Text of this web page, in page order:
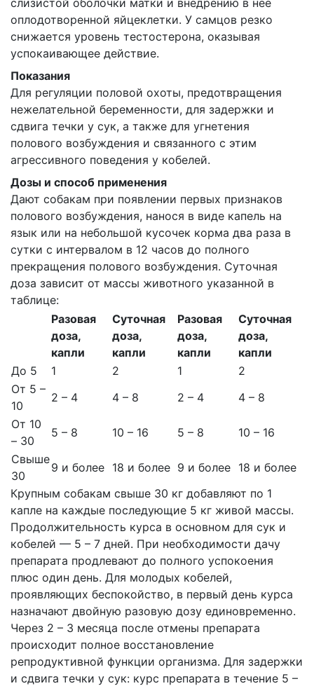
слизистой оболочки матки и внедрению в нее
оплодотворенной яйцеклетки. У самцов резко
снижается уровень тестостерона, оказывая
успокаивающее действие.
Показания
Для регуляции половой охоты, предотвращения
нежелательной беременности, для задержки и
сдвига течки у сук, а также для угнетения
полового возбуждения и связанного с этим
агрессивного поведения у кобелей.
Дозы и способ применения
Дают собакам при появлении первых признаков
полового возбуждения, нанося в виде капель на
язык или на небольшой кусочек корма два раза в
сутки с интервалом в 12 часов до полного
прекращения полового возбуждения. Суточная
доза зависит от массы животного указанной в
таблице:
Разовая
доза,
капли
Суточная
доза,
капли
Разовая
доза,
капли
Суточная
доза,
капли
До 5
1 2 1
2
От 5 –
10
2 – 4 4 – 8 2 – 4
4 – 8
От 10
– 30
5 – 8 10 – 16 5 – 8
10 – 16
Свыше
30
9 и более 18 и более 9 и более 18 и более
Крупным собакам свыше 30 кг добавляют по 1
капле на каждые последующие 5 кг живой массы.
Продолжительность курса в основном для сук и
кобелей — 5 – 7 дней. При необходимости дачу
препарата продлевают до полного успокоения
плюс один день. Для молодых кобелей,
проявляющих беспокойство, в первый день курса
назначают двойную разовую дозу единовременно.
Через 2 – 3 месяца после отмены препарата
происходит полное восстановление
репродуктивной функции организма. Для задержки
и сдвига течки у сук: курс препарата в течение 5 –